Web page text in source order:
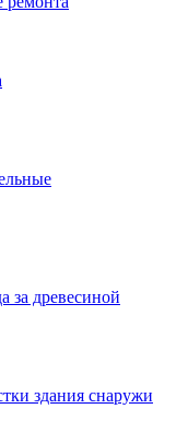
за древесиной
здания снаружи